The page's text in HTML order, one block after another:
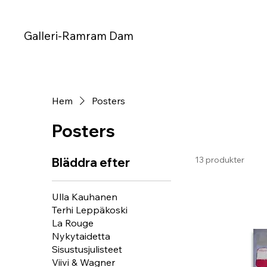
Galleri-Ramram Dam
Hem Posters
Posters
Bläddra efter
Ulla Kauhanen
Terhi Leppäkoski
La Rouge
Nykytaidetta
Sisustusjulisteet
Viivi & Wagner
13 produkter